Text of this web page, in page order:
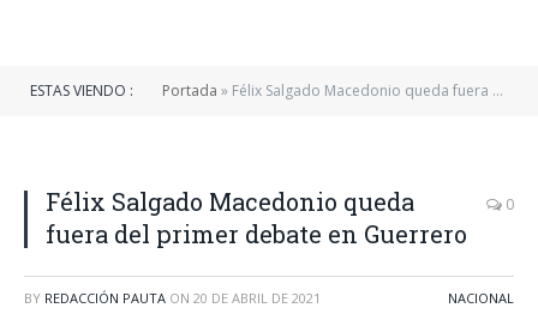
ESTAS VIENDO : Portada » Félix Salgado Macedonio queda fuera del primer debate en Guerrero
Félix Salgado Macedonio queda
fuera del primer debate en Guerrero
0
BY REDACCIÓN PAUTA ON 20 DE ABRIL DE 2021 NACIONAL